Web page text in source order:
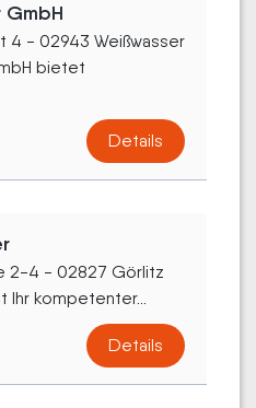
GmbH
4 - 02943 Weißwasser
bietet
Details
2-4 - 02827 Görlitz
Ihr kompetenter...
Details